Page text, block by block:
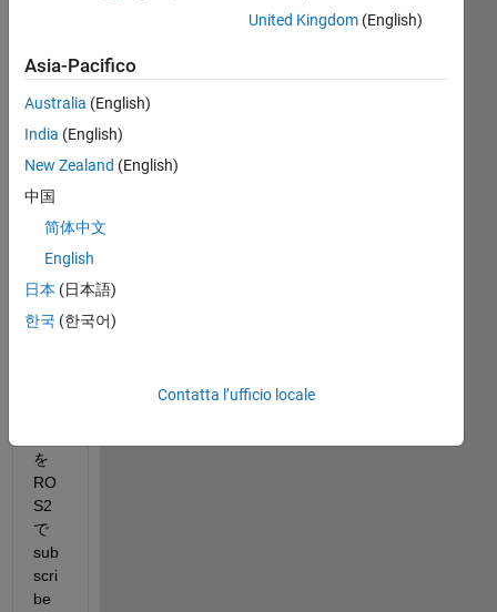
Sim
ulin
k(wi
ws)
で
を
RO
S2
で
sub
scri
be
United Kingdom(English)
Asia-Pacifico
Australia (English)
India (English)
New Zealand (English)
中国
简体中文
English
日本 (日本語)
한국 (한국어)
Contatta l’ufficio locale